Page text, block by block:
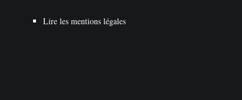
Lire les mentions légales